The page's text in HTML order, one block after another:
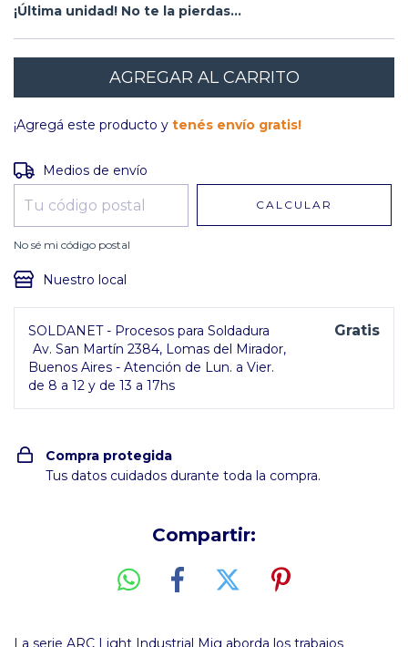
¡Última unidad! No te la pierdas...
¡Agregá este producto y tenés envío gratis!
Entregas para el CP:
Medios de envío
CALCULAR
No sé mi código postal
Nuestro local
SOLDANET - Procesos para Soldadura
Av. San Martín 2384, Lomas del Mirador,
Buenos Aires - Atención de Lun. a Vier.
de 8 a 12 y de 13 a 17hs
Gratis
Compra protegida
Tus datos cuidados durante toda la compra.
Compartir:
La serie ARC Light Industrial Mig aborda los trabajos